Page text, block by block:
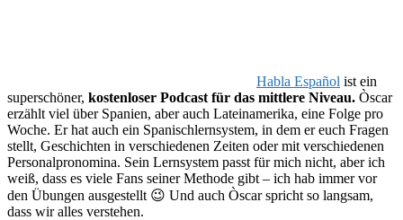
Habla Español ist ein
superschöner, kostenloser Podcast für das mittlere Niveau. Òscar
erzählt viel über Spanien, aber auch Lateinamerika, eine Folge pro
Woche. Er hat auch ein Spanischlernsystem, in dem er euch Fragen
stellt, Geschichten in verschiedenen Zeiten oder mit verschiedenen
Personalpronomina. Sein Lernsystem passt für mich nicht, aber ich
weiß, dass es viele Fans seiner Methode gibt – ich hab immer vor
den Übungen ausgestellt 😉 Und auch Òscar spricht so langsam,
dass wir alles verstehen.